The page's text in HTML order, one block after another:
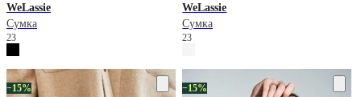
WeLassie
Сумка
23
WeLassie
Сумка
23
−15% −15%